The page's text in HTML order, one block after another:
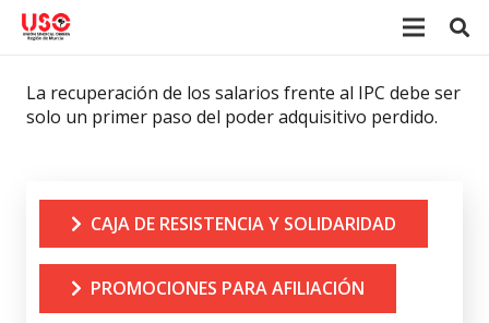
La recuperación de los salarios frente al IPC debe ser
solo un primer paso del poder adquisitivo perdido.
CAJA DE RESISTENCIA Y SOLIDARIDAD
PROMOCIONES PARA AFILIACIÓN